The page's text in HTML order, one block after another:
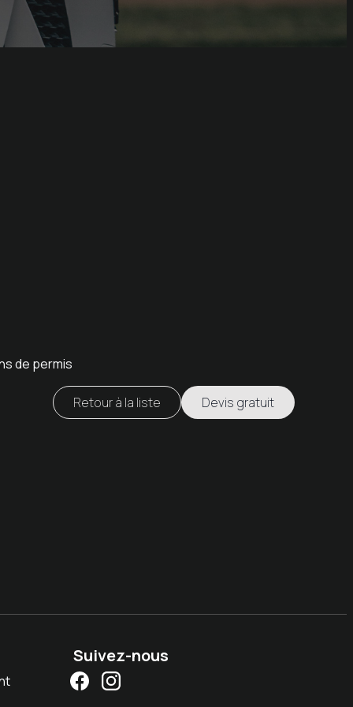
de permis
Retour à la liste Devis gratuit
Suivez-nous